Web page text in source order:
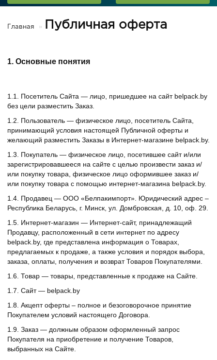
Главная Публичная оферта
1. Основные понятия
1.1. Посетитель Сайта — лицо, пришедшее на сайт belpack.by
без цели разместить Заказ.
1.2. Пользователь — физическое лицо, посетитель Сайта,
принимающий условия настоящей Публичной оферты и
желающий разместить Заказы в Интернет-магазине belpack.by.
1.3. Покупатель — физическое лицо, посетившее сайт и/или
зарегистрировавшееся на сайте с целью произвести заказ и/
или покупку товара, физическое лицо оформившее заказ и/
или покупку товара с помощью интернет-магазина belpack.by.
1.4. Продавец — ООО «Белпакимпорт». Юридический адрес –
Республика Беларусь, г. Минск, ул. Домбровская, д. 10, оф. 29.
1.5. Интернет-магазин — Интернет-сайт, принадлежащий
Продавцу, расположенный в сети интернет по адресу
belpack.by, где представлена информация о Товарах,
предлагаемых к продаже, а также условия и порядок выбора,
заказа, оплаты, получения и возврат Товаров Покупателями.
1.6. Товар — товары, представленные к продаже на Сайте.
1.7. Сайт — belpack.by
1.8. Акцепт оферты – полное и безоговорочное принятие
Покупателем условий настоящего Договора.
1.9. Заказ — должным образом оформленный запрос
Покупателя на приобретение и получение Товаров,
выбранных на Сайте.